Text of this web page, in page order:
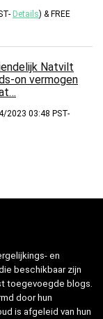
Details) &FREE
Natvilt
on vermogen
2023 03:48 PST-
en
beschikbaar zijn
toegevoegde blogs.
door hun
is afgeleid van hun